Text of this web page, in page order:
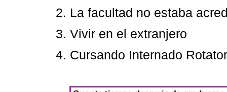
2. La facultad no estaba
3. Vivir en el extranjero
4. Cursando Internado